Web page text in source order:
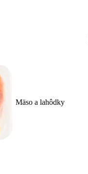
Mäso a lahôdky